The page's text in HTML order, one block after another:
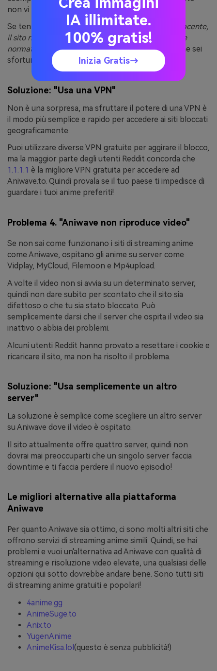
non vi ha accesso.
Se tenti di aprire la pagina e vedi il messaggio
"Spiacente,
il sito richiesto è stato bloccato per violazione delle
normative sulla proprietà intellettuale,"significa che sei
sfortunato!
Soluzione: "Usa una VPN"
Non è una sorpresa, ma sfruttare il potere di una VPN è
il modo più semplice e rapido per accedere ai siti bloccati
geograficamente.
Puoi utilizzare diverse VPN gratuite per aggirare il blocco,
ma la maggior parte degli utenti Reddit concorda che
1.1.1.1 è la migliore VPN gratuita per accedere ad
Aniwave.to. Quindi provala se il tuo paese ti impedisce di
guardare i tuoi anime preferiti!
Problema 4. "Aniwave non riproduce video"
Se non sai come funzionano i siti di streaming anime
come Aniwave, ospitano gli anime su server come
Vidplay, MyCloud, Filemoon e Mp4upload.
A volte il video non si avvia su un determinato server,
quindi non dare subito per scontato che il sito sia
difettoso o che tu sia stato bloccato. Può
semplicemente darsi che il server che ospita il video sia
inattivo o abbia dei problemi.
Alcuni utenti Reddit hanno provato a resettare i cookie e
ricaricare il sito, ma non ha risolto il problema.
Soluzione: "Usa semplicemente un altro
server"
La soluzione è semplice come scegliere un altro server
su Aniwave dove il video è ospitato.
Il sito attualmente offre quattro server, quindi non
dovrai mai preoccuparti che un singolo server faccia
downtime e ti faccia perdere il nuovo episodio!
Le migliori alternative alla piattaforma
Aniwave
Per quanto Aniwave sia ottimo, ci sono molti altri siti che
offrono servizi di streaming anime simili. Quindi, se hai
problemi e vuoi un'alternativa ad Aniwave con qualità di
streaming e risoluzione video elevate, una qualsiasi delle
opzioni qui sotto dovrebbe andare bene. Sono tutti siti
di streaming anime gratuiti e popolari!
4anime.gg
AnimeSuge.to
Anix.to
YugenAnime
AnimeKisa.lol (questo è senza pubblicità!)
IA illimitate.
100% gratis!
Inizia Gratis→